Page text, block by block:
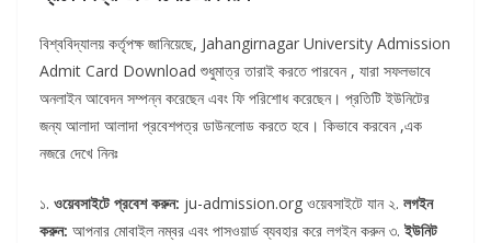
বিশ্ববিদ্যালয় কর্তৃপক্ষ জানিয়েছে, Jahangirnagar University Admission
Admit Card Download শুধুমাত্র তারাই করতে পারবেন , যারা সফলভাবে
অনলাইন আবেদন সম্পন্ন করেছেন এবং ফি পরিশোধ করেছেন। প্রতিটি ইউনিটের
জন্য আলাদা আলাদা প্রবেশপত্র ডাউনলোড করতে হবে। কিভাবে করবেন ,এক
নজরে দেখে নিনঃ
১. ওয়েবসাইটে প্রবেশ করুন: ju-admission.org ওয়েবসাইটে যান ২. লগইন
করুন: আপনার মোবাইল নম্বর এবং পাসওয়ার্ড ব্যবহার করে লগইন করুন ৩.ইউনিট